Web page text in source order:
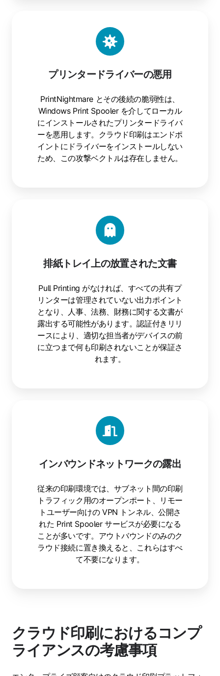
プリンタードライバーの悪用
PrintNightmare とその後続の脆弱性は、
Windows Print Spooler を介してローカル
にインストールされたプリンタードライバ
ーを悪用します。クラウド印刷はエンドポ
イントにドライバーをインストールしない
ため、この攻撃ベクトルは存在しません。
排紙トレイ上の放置された文書
Pull Printing がなければ、すべての共有プ
リンターは管理されていない出力ポイント
となり、人事、法務、財務に関する文書が
露出する可能性があります。認証付きリリ
ースにより、適切な担当者がデバイスの前
に立つまで何も印刷されないことが保証さ
れます。
インバウンドネットワークの露出
従来の印刷環境では、サブネット間の印刷
トラフィック用のオープンポート、リモー
トユーザー向けの VPN トンネル、公開さ
れた Print Spooler サービスが必要になる
ことが多いです。アウトバウンドのみのク
ラウド接続に置き換えると、これらはすべ
て不要になります。
クラウド印刷におけるコンプ
ライアンスの考慮事項